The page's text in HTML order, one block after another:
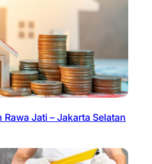
Jati – Jakarta Selatan